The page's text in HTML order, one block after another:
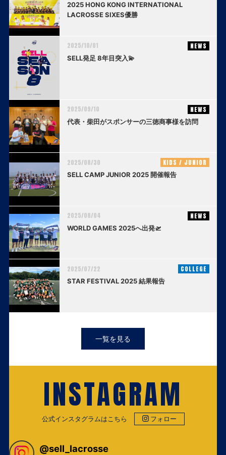
2025 HONG KONG INTERNATIONAL
LACROSSE SIXES優勝
2025/10/01 NEWS
SELL発足 8年目突入💫
2025/09/10 NEWS
代表・柴田がスポンサーの三徳商事様を訪問
2025/08/30 KIDS / JUNIOR
SELL CAMP JUNIOR 2025 開催報告
2025/08/04 NEWS
WORLD GAMES 2025へ出発🛫
2025/07/22 COLLEGE
STAR FESTIVAL 2025 結果報告
一覧を見る
INSTAGRAM
公式インスタグラムはこちら フォロー
@sell_lacrosse